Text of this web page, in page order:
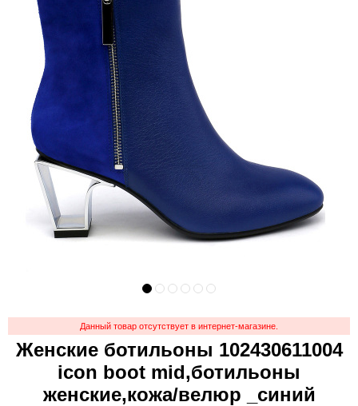
Данный товар отсутствует в интернет-магазине.
Женские ботильоны 102430611004
icon boot mid,ботильоны
женские,кожа/велюр _синий